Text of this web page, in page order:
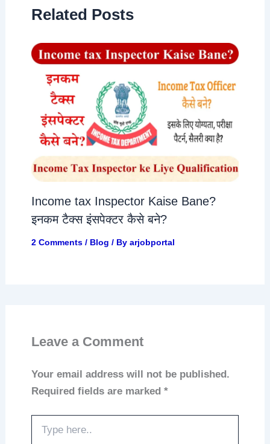
Related Posts
Income tax Inspector Kaise Bane?
इनकम टैक्स इंसपेक्टर कैसे बने?
2 Comments / Blog / By arjobportal
Leave a Comment
Your email address will not be published.
Required fields are marked *
here..